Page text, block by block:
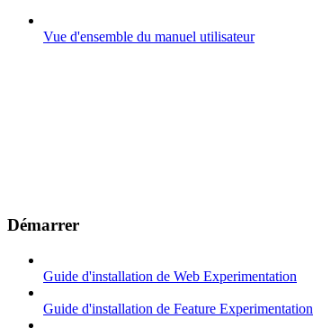
Vue d'ensemble du manuel utilisateur
Démarrer
Guide d'installation de Web Experimentation
Guide d'installation de Feature Experimentation